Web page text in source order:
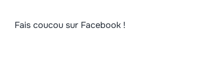
Fais coucou sur Facebook !